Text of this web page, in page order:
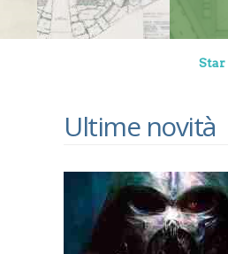
Ultime novità